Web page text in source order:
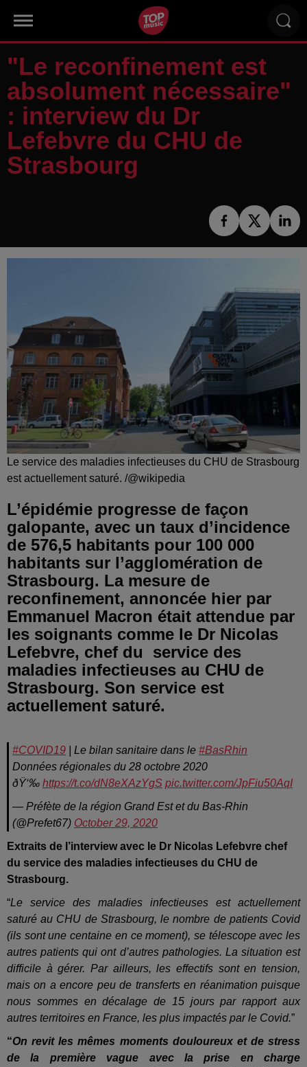
"Le reconfinement est
absolument nécessaire"
: interview du Dr
Lefebvre du CHU de
Strasbourg
Le service des maladies infectieuses du CHU de Strasbourg
est actuellement saturé. /@wikipedia
L’épidémie progresse de façon
galopante, avec un taux d’incidence
de 576,5 habitants pour 100 000
habitants sur l’agglomération de
Strasbourg. La mesure de
reconfinement, annoncée hier par
Emmanuel Macron était attendue par
les soignants comme le Dr Nicolas
Lefebvre, chef du service des
maladies infectieuses au CHU de
Strasbourg. Son service est
actuellement saturé.
#COVID19 | Le bilan sanitaire dans le #BasRhin
Données régionales du 28 octobre 2020
ðŸ‘‰ https://t.co/dN8eXAzYgS pic.twitter.com/JpFiu50AqI
— Préfète de la région Grand Est et du Bas-Rhin
(@Prefet67) October 29, 2020
Extraits de l’interview avec le Dr Nicolas Lefebvre chef
du service des maladies infectieuses du CHU de
Strasbourg.
“Le service des maladies infectieuses est actuellement
saturé au CHU de Strasbourg, le nombre de patients Covid
(ils sont une centaine en ce moment), se télescope avec les
autres patients qui ont d’autres pathologies. La situation est
difficile à gérer. Par ailleurs, les effectifs sont en tension,
mais on a encore peu de transferts en réanimation puisque
nous sommes en décalage de 15 jours par rapport aux
autres territoires en France, les plus impactés par le Covid.”
“On revit les mêmes moments douloureux et de stress
de la première vague avec la prise en charge